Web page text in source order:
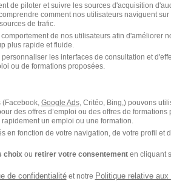
de piloter et suivre les sources d'acquisition
comment nos utilisateurs naviguent sur
de trafic.
de nos utilisateurs afin d'améliorer
plus rapide et fluide.
les interfaces de consultation et
ou de formations proposées.
Google Ads, Critéo, Bing,) pouvons
des offres d’emploi ou des offres de formations
un emploi ou une formation.
en fonction de votre navigation, de votre profil et
choix ou retirer votre consentementen cliquant
de confidentialitéet notre Politique relative aux